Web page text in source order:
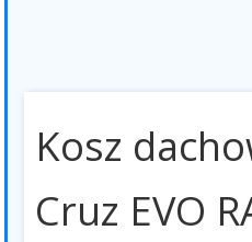
Kosz
Cruz EVO